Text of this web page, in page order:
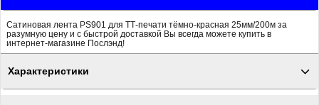
Сатиновая лента PS901 для ТТ-печати тёмно-красная 25мм/200м за
разумную цену и с быстрой доставкой Вы всегда можете купить в
интернет-магазине Послэнд!
Характеристики